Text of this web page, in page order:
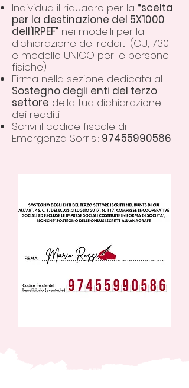
Individua il riquadro per la “scelta
per la destinazione del 5X1000
dell'IRPEF” nei modelli per la
dichiarazione dei redditi (CU, 730
e modello UNICO per le persone
fisiche).
Firma nella sezione dedicata al
Sostegno degli enti del terzo
settore della tua dichiarazione
dei redditi
Scrivi il codice fiscale di
Emergenza Sorrisi: 97455990586